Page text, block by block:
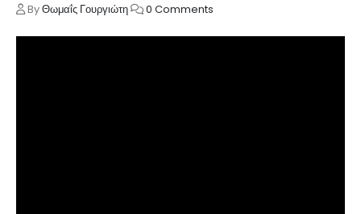
ByΘωμαΐς Γουργιώτη 0 Comments